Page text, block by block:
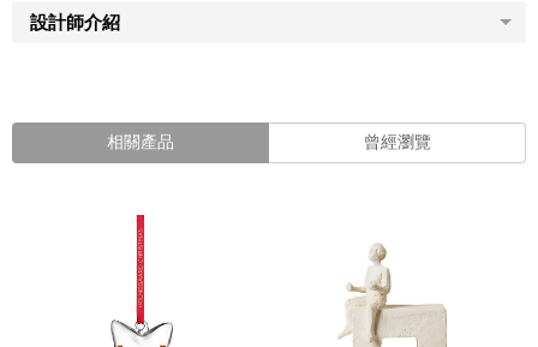
設計師介紹
相關產品 曾經瀏覽